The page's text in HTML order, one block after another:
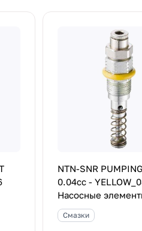
NTN-SNR
0.04cc -
Насосные
Смазки